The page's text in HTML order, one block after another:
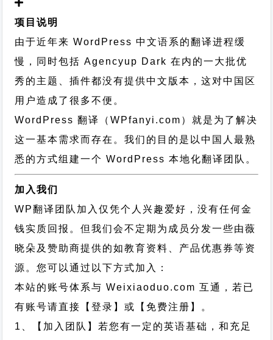
项目说明
由于近年来 WordPress 中文语系的翻译进程缓
慢，同时包括 Agencyup Dark 在内的一大批优
秀的主题、插件都没有提供中文版本，这对中国区
用户造成了很多不便。
WordPress 翻译（WPfanyi.com） 就是为了解决
这一基本需求而存在。我们的目的是以中国人最熟
悉的方式组建一个 WordPress 本地化翻译团队。
加入我们
WP翻译团队加入仅凭个人兴趣爱好，没有任何金
钱实质回报。但我们会不定期为成员分发一些由薇
晓朵及赞助商提供的如教育资料、产品优惠券等资
源。您可以通过以下方式加入：
本站的账号体系与Weixiaoduo.com 互通，若已
有账号请直接【登录】或【免费注册】。
1、【加入团队】若您有一定的英语基础，和充足